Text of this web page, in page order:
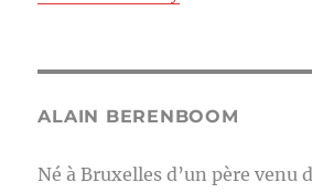
ALAIN BERENBOOM
Né à Bruxelles d’un père venu